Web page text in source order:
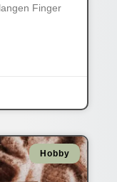
Finger
Hobby